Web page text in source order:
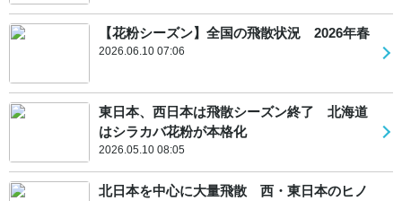
【花粉シーズン】全国の飛散状況 2026年春
2026.06.10 07:06
東日本、西日本は飛散シーズン終了 北海道
はシラカバ花粉が本格化
2026.05.10 08:05
北日本を中心に大量飛散 西・東日本のヒノ